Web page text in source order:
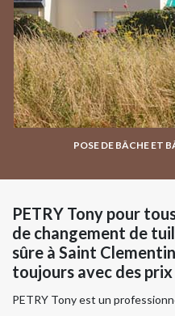
POSE DE BÂCHE ET
PETRY Tony pour
de changement de
sûre à Saint
toujours avec des
PETRY Tony est un